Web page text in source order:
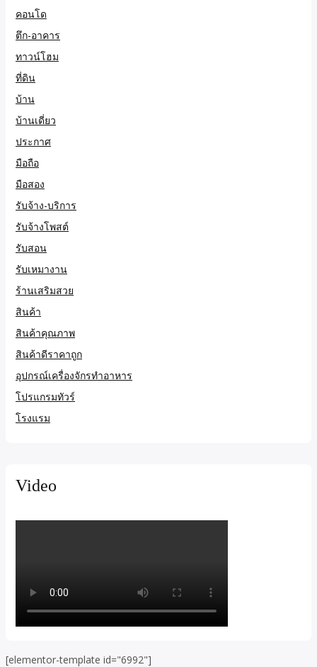
คอนโด
ตึก-อาคาร
ทาวน์โฮม
ที่ดิน
บ้าน
บ้านเดี่ยว
ประกาศ
มือถือ
มือสอง
รับจ้าง-บริการ
รับจ้างโพสต์
รับสอน
รับเหมางาน
ร้านเสริมสวย
สินค้า
สินค้าคุณภาพ
สินค้าดีราคาถูก
อุปกรณ์เครื่องจักรทำอาหาร
โปรแกรมทัวร์
โรงแรม
Video
[elementor-template id="6992"]